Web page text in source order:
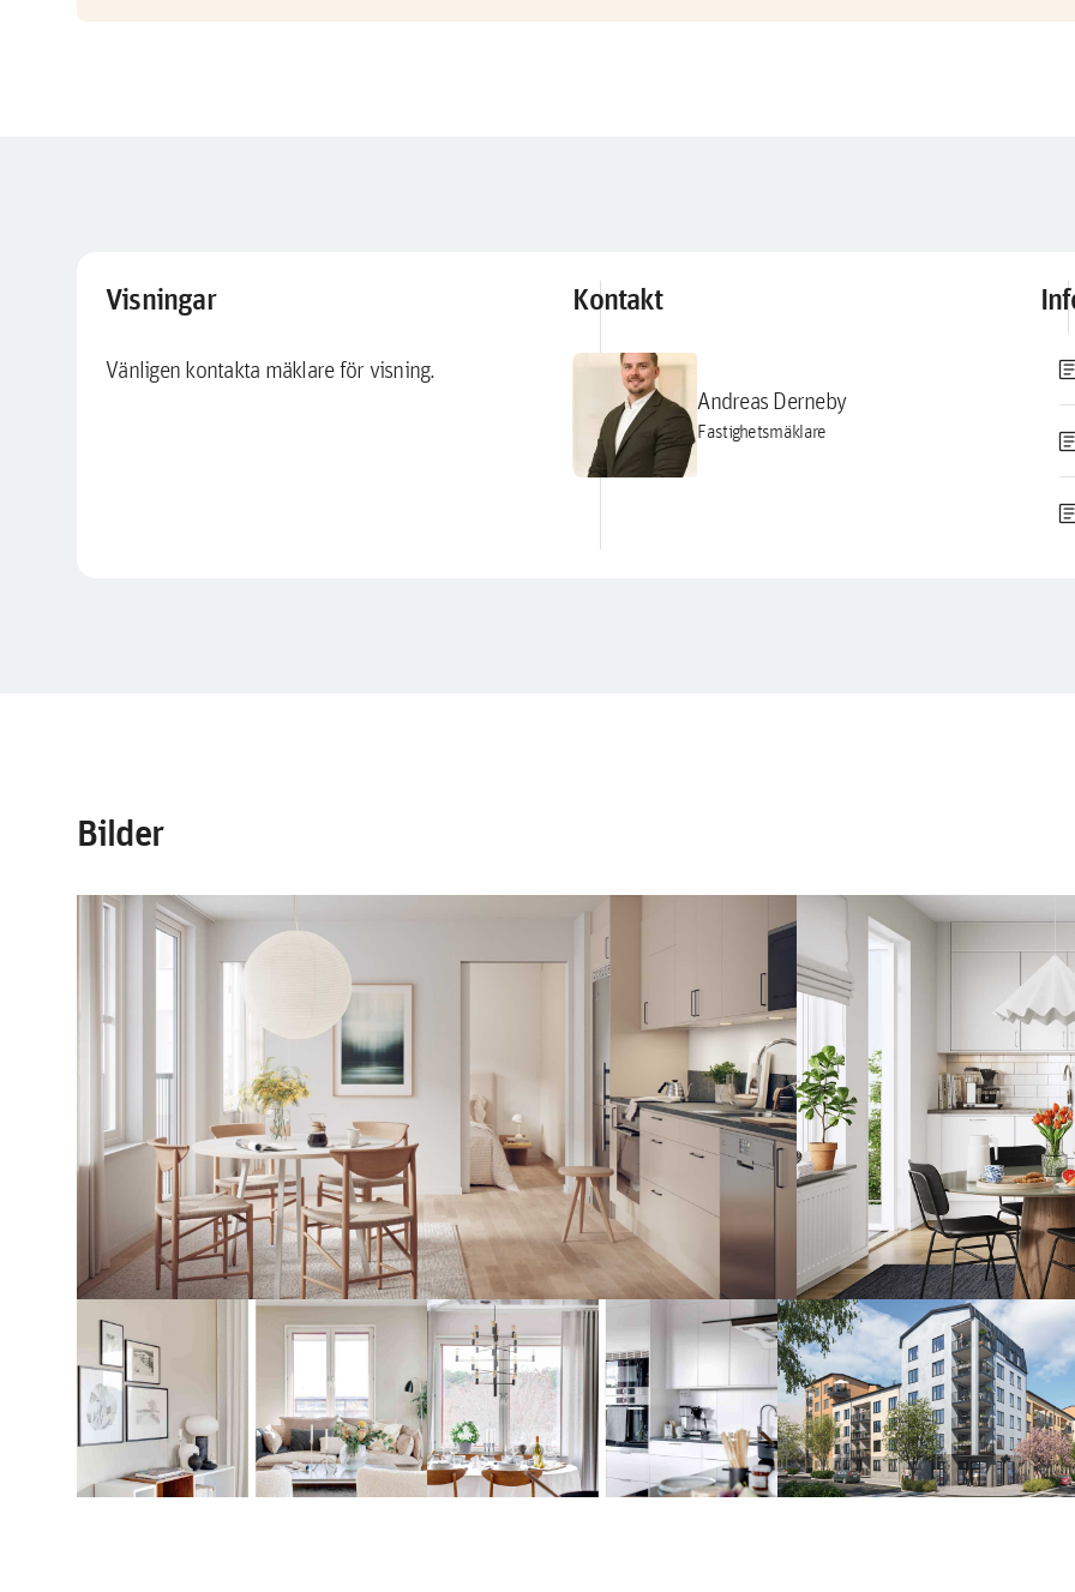
Visningar
Vänligen kontakta mäklare för visning.
Kontakt
Andreas Derneby
Fastighetsmäklare
Bilder